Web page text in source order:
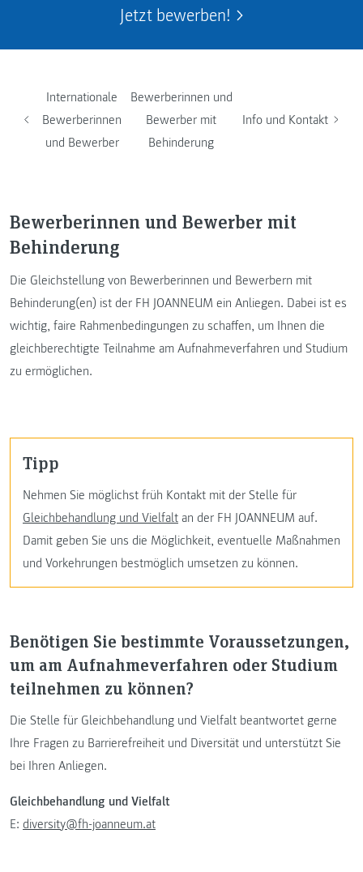
Jetzt bewerben!
Internationale
Bewerberinnen
und Bewerber
Bewerberinnen und
Bewerber mit
Behinderung
Info und Kontakt
Bewerberinnen und Bewerber mit
Behinderung
Die Gleichstellung von Bewerberinnen und Bewerbern mit
Behinderung(en) ist der FH JOANNEUM ein Anliegen. Dabei ist es
wichtig, faire Rahmenbedingungen zu schaffen, um Ihnen die
gleichberechtigte Teilnahme am Aufnahmeverfahren und Studium
zu ermöglichen.
Tipp
Nehmen Sie möglichst früh Kontakt mit der Stelle für
Gleichbehandlung und Vielfalt an der FH JOANNEUM auf.
Damit geben Sie uns die Möglichkeit, eventuelle Maßnahmen
und Vorkehrungen bestmöglich umsetzen zu können.
Benötigen Sie bestimmte Voraussetzungen,
um am Aufnahmeverfahren oder Studium
teilnehmen zu können?
Die Stelle für Gleichbehandlung und Vielfalt beantwortet gerne
Ihre Fragen zu Barrierefreiheit und Diversität und unterstützt Sie
bei Ihren Anliegen.
Gleichbehandlung und Vielfalt
E: diversity@fh-joanneum.at